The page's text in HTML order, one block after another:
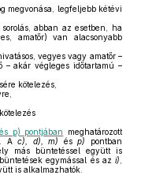
megvonása, legfeljebb kétévi
abban az esetben, ha
amatőr) van alacsonyabb
vegyes vagy amatőr –
– akár végleges időtartamú –
kötelezés,
p) pontjában
meghatározott
Ac), d), m) ésp)
pontban
más büntetéssel együtt is
egymással és azi)
is alkalmazhatók.